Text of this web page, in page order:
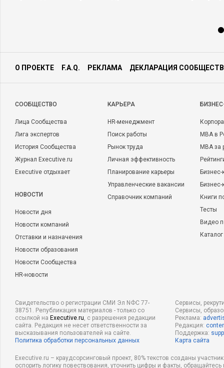
О ПРОЕКТЕ F.A.Q. РЕКЛАМА ДЕКЛАРАЦИЯ
CООБЩЕСТВО
Лица Сообщества
Лига экспертов
История Сообщества
Журнал Executive.ru
Executive отдыхает
НОВОСТИ
Новости дня
Новости компаний
Отставки и назначения
Новости образования
Новости Сообщества
HR-новости
КАРЬЕРА
HR-менеджмент
Поиск работы
Рынок труда
Личная эффективность
Планирование карьеры
Управленческие вакансии
Справочник компаний
MBA в
MBA
Бизнес-
Книги
Тесты
Видео
Свидетельство о регистрации СМИ Эл NФС 77-
38751. Републикация материалов - только со
ссылкой на Executive.ru, с разрешения редакции
сайта. Редакция не несет ответственности за
высказывания пользователей на сайте.
Политика обработки персональных данных
Сервисы,
Сервисы,
Реклама:
Редакция:
Поддержка:
Карта сайта
Executive.ru – краудсорсинговый проект, 80% текстов созданы
оспорить логику повествования, уточнить цифры и факты,